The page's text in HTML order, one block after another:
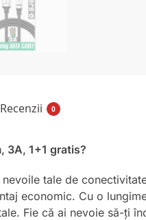
Recenzii 0
3A, 1+1 gratis?
tale de
economic. Cu o
Fie că ai nevoie să-ți